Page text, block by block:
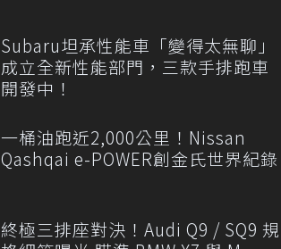
Subaru坦承性能車「變得太無聊」
成立全新性能部門，三款手排跑車
開發中！
一桶油跑近2,000公里！Nissan
Qashqai e-POWER創金氏世界紀錄
終極三排座對決！Audi Q9 / SQ9 規